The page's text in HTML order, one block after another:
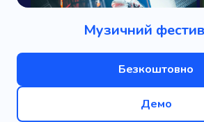
Музичний
Безкоштовно
Демо